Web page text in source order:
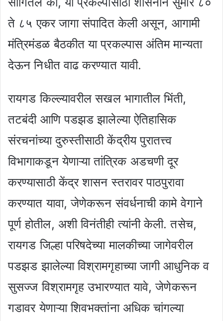
ते ८५ एकर जागा संपादित केली असून, आगामी
मंत्रिमंडळ बैठकीत या प्रकल्पास अंतिम मान्यता
देऊन निधीत वाढ करण्यात यावी.
रायगड किल्ल्यावरील सखल भागातील भिंती,
तटबंदी आणि पडझड झालेल्या ऐतिहासिक
संरचनांच्या दुरुस्तीसाठी केंद्रीय पुरातत्त्व
विभागाकडून येणाऱ्या तांत्रिक अडचणी दूर
करण्यासाठी केंद्र शासन स्तरावर पाठपुरावा
करण्यात यावा, जेणेकरून संवर्धनाची कामे वेगाने
पूर्ण होतील, अशी विनंतीही त्यांनी केली. तसेच,
रायगड जिल्हा परिषदेच्या मालकीच्या जागेवरील
पडझड झालेल्या विश्रामगृहाच्या जागी आधुनिक व
सुसज्ज विश्रामगृह उभारण्यात यावे, जेणेकरून
गडावर येणाऱ्या शिवभक्तांना अधिक चांगल्या